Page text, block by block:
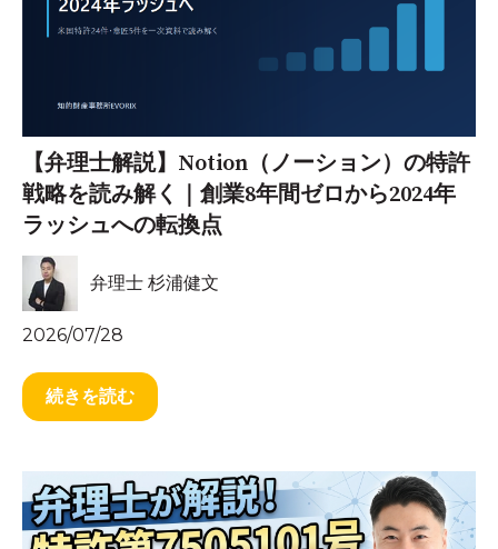
【弁理士解説】Notion（ノーション）の特許
戦略を読み解く｜創業8年間ゼロから2024年
ラッシュへの転換点
弁理士 杉浦健文
2026/07/28
続きを読む